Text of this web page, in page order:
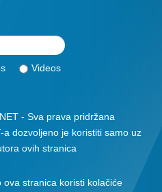
Videos
- Sva prava pridržana
a dozvoljeno je koristiti samo uz
ovih stranica
ova stranica koristi kolačiće